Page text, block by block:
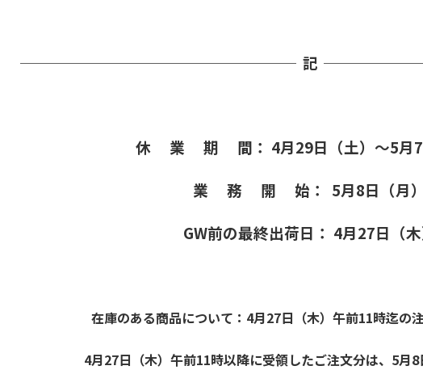
─────────────────── 記
休 業 期 間： 4月29日（土）～5月7
業 務 開 始： 5月8日（月）
GW前の最終出荷日： 4月27日（木
在庫のある商品について： 4月27日（木）午前11時迄の
4月27日（木）午前11時以降に受領したご注文分は、 5月8